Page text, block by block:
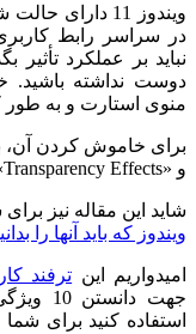
ویندوز 11
در سراسر رابط
نباید بر عملکرد
دوست نداشته باشید.
منوی استارت و به طور کلی
و «Transparency Effects» را خاموش کنید. به همین راحتی
شاید این مقاله نیز
ویندوز که باید آنها را
امیدواریم این ترفند
استفاده کنید برای